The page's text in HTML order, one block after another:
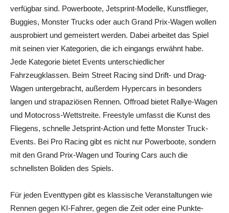
verfügbar sind. Powerboote, Jetsprint-Modelle, Kunstflieger,
Buggies, Monster Trucks oder auch Grand Prix-Wagen wollen
ausprobiert und gemeistert werden. Dabei arbeitet das Spiel
mit seinen vier Kategorien, die ich eingangs erwähnt habe.
Jede Kategorie bietet Events unterschiedlicher
Fahrzeugklassen. Beim Street Racing sind Drift- und Drag-
Wagen untergebracht, außerdem Hypercars in besonders
langen und strapaziösen Rennen. Offroad bietet Rallye-Wagen
und Motocross-Wettstreite. Freestyle umfasst die Kunst des
Fliegens, schnelle Jetsprint-Action und fette Monster Truck-
Events. Bei Pro Racing gibt es nicht nur Powerboote, sondern
mit den Grand Prix-Wagen und Touring Cars auch die
schnellsten Boliden des Spiels.
Für jeden Eventtypen gibt es klassische Veranstaltungen wie
Rennen gegen KI-Fahrer, gegen die Zeit oder eine Punkte-